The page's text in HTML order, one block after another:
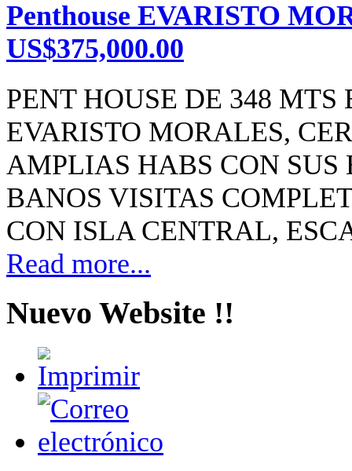
Penthouse EVARISTO
US$375,000.00
PENT HOUSE DE 348
EVARISTO MORALES,
AMPLIAS HABS CON
BANOS VISITAS
CON ISLA CENTRAL,
Read more...
Nuevo Website !!